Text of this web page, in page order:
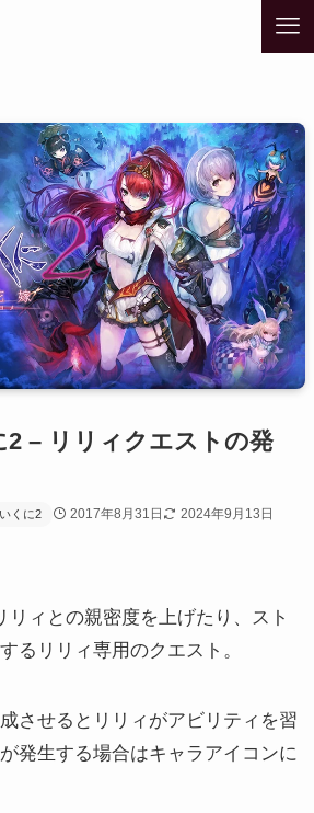
– リリィクエストの発
くに2 2017年8月31日 2024年9月13日
リィとの親密度を上げたり、スト
るリリィ専用のクエスト。
させるとリリィがアビリティを習
発生する場合はキャラアイコンに